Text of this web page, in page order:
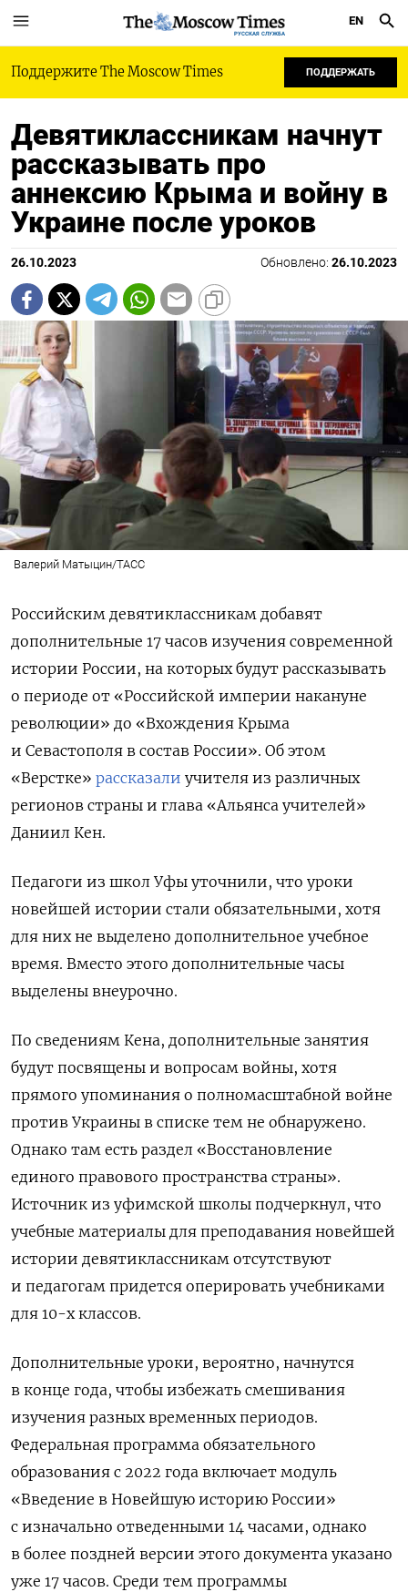
РУССКАЯ СЛУЖБА
EN
Поддержите The Moscow Times ПОДДЕРЖАТЬ
Девятиклассникам начнут
рассказывать про
аннексию Крыма и войну в
Украине после уроков
26.10.2023 Обновлено: 26.10.2023
Валерий Матыцин/ТАСС
Российским девятиклассникам добавят
дополнительные 17 часов изучения современной
истории России, на которых будут рассказывать
о периоде от «Российской империи накануне
революции» до «Вхождения Крыма
и Севастополя в состав России». Об этом
«Верстке» рассказали учителя из различных
регионов страны и глава «Альянса учителей»
Даниил Кен.
Педагоги из школ Уфы уточнили, что уроки
новейшей истории стали обязательными, хотя
для них не выделено дополнительное учебное
время. Вместо этого дополнительные часы
выделены внеурочно.
По сведениям Кена, дополнительные занятия
будут посвящены и вопросам войны, хотя
прямого упоминания о полномасштабной войне
против Украины в списке тем не обнаружено.
Однако там есть раздел «Восстановление
единого правового пространства страны».
Источник из уфимской школы подчеркнул, что
учебные материалы для преподавания новейшей
истории девятиклассникам отсутствуют
и педагогам придется оперировать учебниками
для 10-х классов.
Дополнительные уроки, вероятно, начнутся
в конце года, чтобы избежать смешивания
изучения разных временных периодов.
Федеральная программа обязательного
образования с 2022 года включает модуль
«Введение в Новейшую историю России»
с изначально отведенными 14 часами, однако
в более поздней версии этого документа указано
уже 17 часов. Среди тем программы